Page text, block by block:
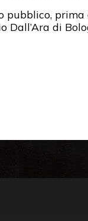
pubblico,
Dall’Ara di